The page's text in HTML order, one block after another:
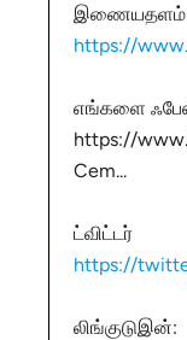
இணையதளம்
https://
எங்களை
https://
Cem...
ட்விட்டர்
https://
லிங்குடுஇன்: